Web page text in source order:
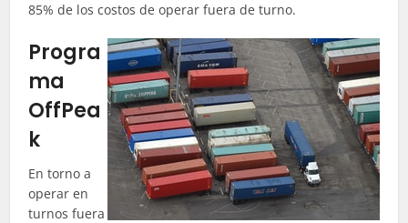
85% de los costos de operar fuera de turno.
Progra
ma
OffPea
k
En torno a
operar en
turnos fuera